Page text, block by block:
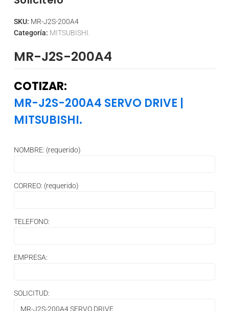
SKU: MR-J2S-200A4
Categoría: MITSUBISHI.
MR-J2S-200A4
COTIZAR:
MR-J2S-200A4 SERVO DRIVE |
MITSUBISHI.
NOMBRE: (requerido)
CORREO: (requerido)
TELEFONO:
EMPRESA:
SOLICITUD: